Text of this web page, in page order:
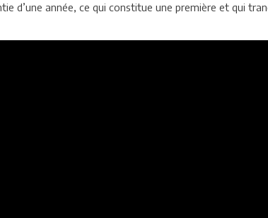
d’une année, ce qui constitue une première et qui